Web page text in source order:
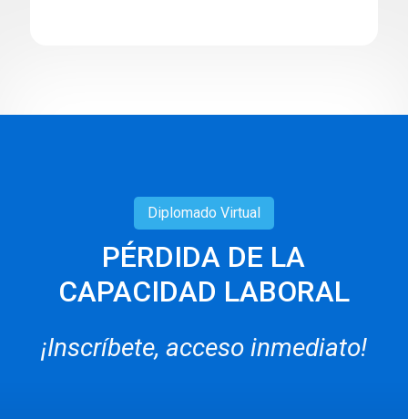
Diplomado Virtual
PÉRDIDA DE LA
CAPACIDAD LABORAL
¡Inscríbete, acceso inmediato!